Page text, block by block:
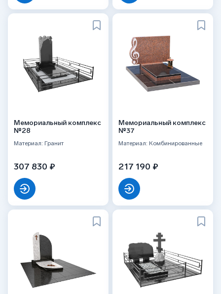
Мемориальный комплекс
№28
Материал: Гранит
307 830 ₽
Мемориальный комплекс
№37
Материал: Комбинированные
217 190 ₽